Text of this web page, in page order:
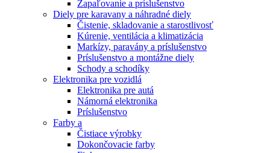
Zapaľovanie a príslušenstvo
Diely pre karavany a náhradné diely
Čistenie, skladovanie a starostlivosť
Kúrenie, ventilácia a klimatizácia
Markízy, paravány a príslušenstvo
Príslušenstvo a montážne diely
Schody a schodíky
Elektronika pre vozidlá
Elektronika pre autá
Námorná elektronika
Príslušenstvo
Farby a
Čistiace výrobky
Dokončovacie farby